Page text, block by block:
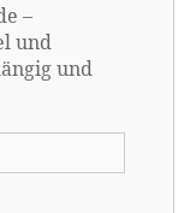
–
und
und